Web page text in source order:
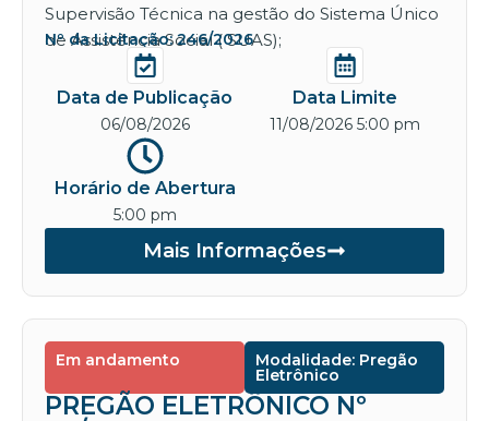
Supervisão Técnica na gestão do Sistema Único
de Assistência Social ( SUAS);
Nº da Licitação: 246/2026
Data de Publicação
06/08/2026
Data Limite
11/08/2026 5:00 pm
Horário de Abertura
5:00 pm
Mais Informações
Em andamento Modalidade: Pregão
Eletrônico
PREGÃO ELETRÔNICO Nº